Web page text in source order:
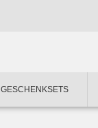
GESCHENKSETS